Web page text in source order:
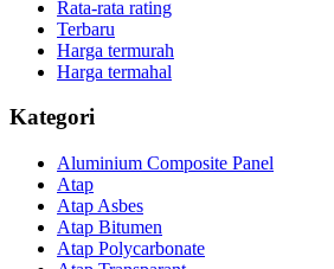
Rata-rata rating
Terbaru
Harga termurah
Harga termahal
Kategori
Aluminium Composite Panel
Atap
Atap Asbes
Atap Bitumen
Atap Polycarbonate